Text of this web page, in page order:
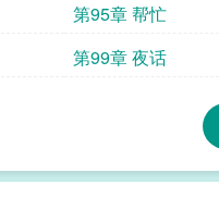
第95章 帮忙
第99章 夜话